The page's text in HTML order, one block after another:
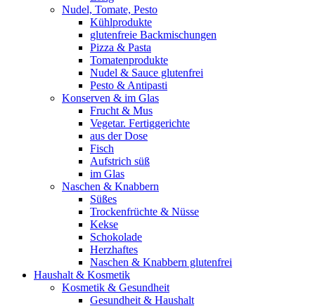
Nudel, Tomate, Pesto
Kühlprodukte
glutenfreie Backmischungen
Pizza & Pasta
Tomatenprodukte
Nudel & Sauce glutenfrei
Pesto & Antipasti
Konserven & im Glas
Frucht & Mus
Vegetar. Fertiggerichte
aus der Dose
Fisch
Aufstrich süß
im Glas
Naschen & Knabbern
Süßes
Trockenfrüchte & Nüsse
Kekse
Schokolade
Herzhaftes
Naschen & Knabbern glutenfrei
Haushalt & Kosmetik
Kosmetik & Gesundheit
Gesundheit & Haushalt